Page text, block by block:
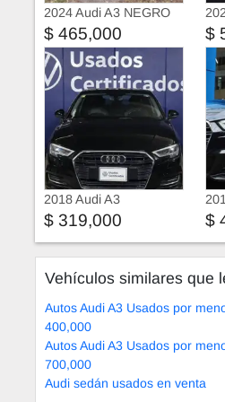
2024 Audi A3 NEGRO
(EXTERIOR/INTERIOR)
$ 465,000 $
2018 Audi A3
$ 319,000 $
Vehículos similares que
Autos Audi A3 Usados por
400,000
Autos Audi A3 Usados por
700,000
Audi sedán usados en venta